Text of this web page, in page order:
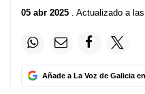
05 abr 2025 . Actualizado a
Añade a La Voz de Galicia